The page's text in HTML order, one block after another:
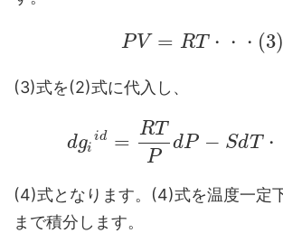
PV = RT ・ ・ ・ (3)
(3)式を(2)式に代入し、
dgi
id =
RT
P
dP − SdT ・
(4)式となります。(4)式を温度一定
まで積分します。